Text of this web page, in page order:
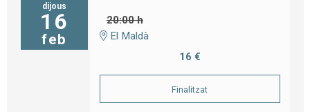
dijous
16
feb
20:00 h
El Maldà
16 €
Finalitzat